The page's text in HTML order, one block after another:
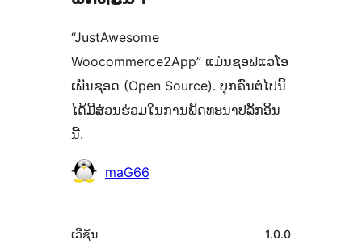
“JustAwesome
Woocommerce2App” ແມ່ນຊອຟແວໂອ
ເພັນຊອດ (Open Source). ບຸກຄົນຕໍ່ໄປນີ້
ໄດ້ມີສ່ວນຮ່ວມໃນການພັດທະນາປລັກອິນ
ນີ້.
ຜູ້
maG66
ຂໍ້ມູນ
ເວີຊັນ 1.0.0